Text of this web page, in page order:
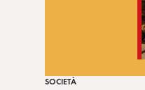
SOCIETÀ